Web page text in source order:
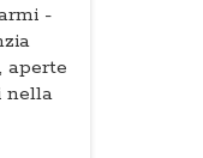
-
aperte
nella